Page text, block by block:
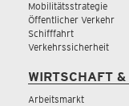
Mobilitätsstrategie
Öffentlicher Verkehr
Schifffahrt
Verkehrssicherheit
WIRTSCHAFT
Arbeitsmarkt